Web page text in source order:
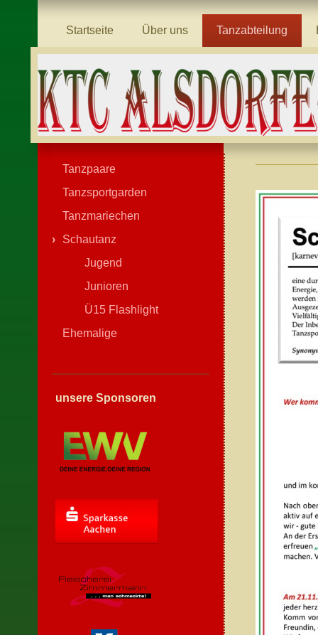
Startseite Über uns Tanzabteilung
Tanzpaare
Tanzsportgarden
Tanzmariechen
Schautanz
Jugend
Junioren
Ü15 Flashlight
Ehemalige
unsere Sponsoren